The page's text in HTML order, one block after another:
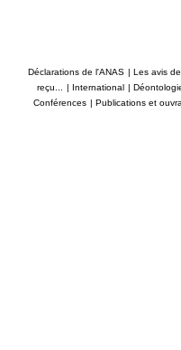
Déclarations de l'ANAS | Les avis
reçu... | International |
Conférences | Publications et